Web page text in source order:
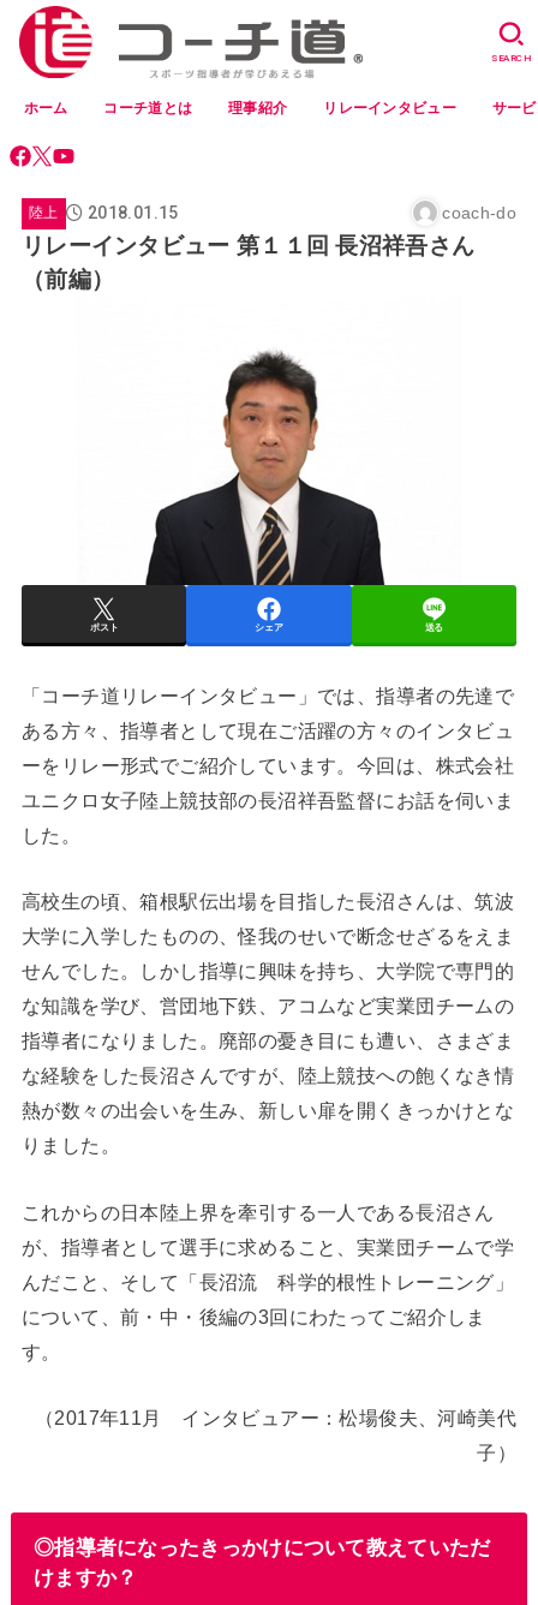
ホーム コーチ道とは 理事紹介 リレーインタビュー サー
SEARCH
陸上 2018.01.15 coach-do
リレーインタビュー 第１１回 長沼祥吾さん
（前編）
ポスト シェア 送る
「コーチ道リレーインタビュー」では、指導者の先達で
ある方々、指導者として現在ご活躍の方々のインタビュ
ーをリレー形式でご紹介しています。今回は、株式会社
ユニクロ女子陸上競技部の長沼祥吾監督にお話を伺いま
した。
高校生の頃、箱根駅伝出場を目指した長沼さんは、筑波
大学に入学したものの、怪我のせいで断念せざるをえま
せんでした。しかし指導に興味を持ち、大学院で専門的
な知識を学び、営団地下鉄、アコムなど実業団チームの
指導者になりました。廃部の憂き目にも遭い、さまざま
な経験をした長沼さんですが、陸上競技への飽くなき情
熱が数々の出会いを生み、新しい扉を開くきっかけとな
りました。
これからの日本陸上界を牽引する一人である長沼さん
が、指導者として選手に求めること、実業団チームで学
んだこと、そして「長沼流 科学的根性トレーニング」
について、前・中・後編の3回にわたってご紹介しま
す。
（2017年11月 インタビュアー：松場俊夫、河崎美代
子）
◎指導者になったきっかけについて教えていただ
けますか？